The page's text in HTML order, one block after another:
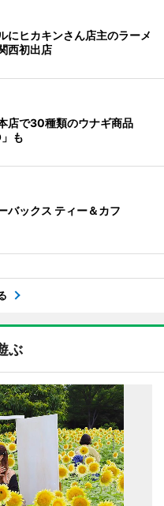
にヒカキンさん店主のラーメ
西初出店
店で30種類のウナギ商品
も
バックス ティー＆カフ
ぶ